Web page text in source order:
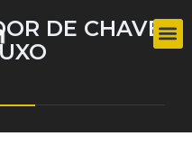
DE CHAVE